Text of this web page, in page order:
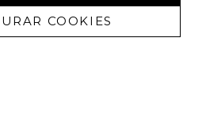
COOKIES